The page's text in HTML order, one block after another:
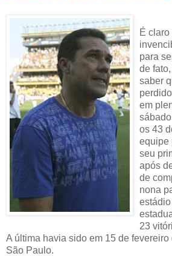
É
para
de
saber
em
os 43
equipe
seu
após
de
nona
23
A última havia sido em 15 de
São Paulo.